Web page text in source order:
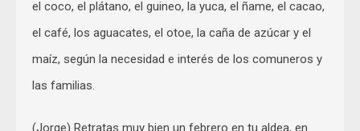
el coco, el plátano, el guineo, la yuca, el ñame, el cacao,
el café, los aguacates, el otoe, la caña de azúcar y el
maíz, según la necesidad e interés de los comuneros y
las familias.
(Jorge) Retratas muy bien un febrero en tu aldea, en